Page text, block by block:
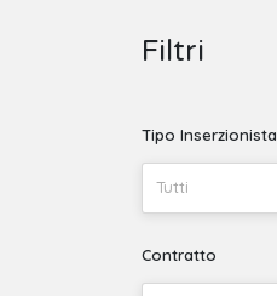
Filtri
Tipo Inserzionista
Tutti
Contratto